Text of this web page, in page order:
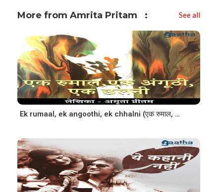
More from Amrita Pritam See all
Ek rumaal, ek angoothi, ek chhalni (एक रुमाल, एक अंगूठी, एक छलनी)